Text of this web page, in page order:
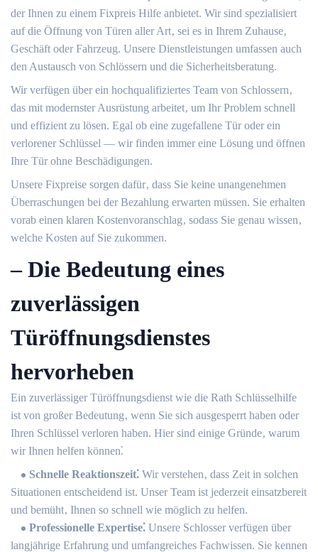
der Ihnen zu einem Fixpreis Hilfe anbietet.​ Wir sind spezialisiert
auf die Öffnung von Türen aller Art‚ sei es in Ihrem Zuhause‚
Geschäft oder Fahrzeug.​ Unsere Dienstleistungen umfassen auch
den Austausch von Schlössern und die Sicherheitsberatung.​
Wir verfügen über ein hochqualifiziertes Team von Schlossern‚
das mit modernster Ausrüstung arbeitet‚ um Ihr Problem schnell
und effizient zu lösen.​ Egal ob eine zugefallene Tür oder ein
verlorener Schlüssel ― wir finden immer eine Lösung und öffnen
Ihre Tür ohne Beschädigungen.​
Unsere Fixpreise sorgen dafür‚ dass Sie keine unangenehmen
Überraschungen bei der Bezahlung erwarten müssen.​ Sie erhalten
vorab einen klaren Kostenvoranschlag‚ sodass Sie genau wissen‚
welche Kosten auf Sie zukommen.​
– Die Bedeutung eines
zuverlässigen
Türöffnungsdienstes
hervorheben
Ein zuverlässiger Türöffnungsdienst wie die Rath Schlüsselhilfe
ist von großer Bedeutung‚ wenn Sie sich ausgesperrt haben oder
Ihren Schlüssel verloren haben.​ Hier sind einige Gründe‚ warum
wir Ihnen helfen können⁚
Schnelle Reaktionszeit⁚ Wir verstehen‚ dass Zeit in solchen
Situationen entscheidend ist. Unser Team ist jederzeit einsatzbereit
und bemüht‚ Ihnen so schnell wie möglich zu helfen.​
Professionelle Expertise⁚ Unsere Schlosser verfügen über
langjährige Erfahrung und umfangreiches Fachwissen.​ Sie kennen